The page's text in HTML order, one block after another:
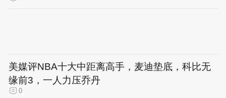
美媒评NBA十大中距离高手，麦迪垫底，科比无
缘前3，一人力压乔丹
0